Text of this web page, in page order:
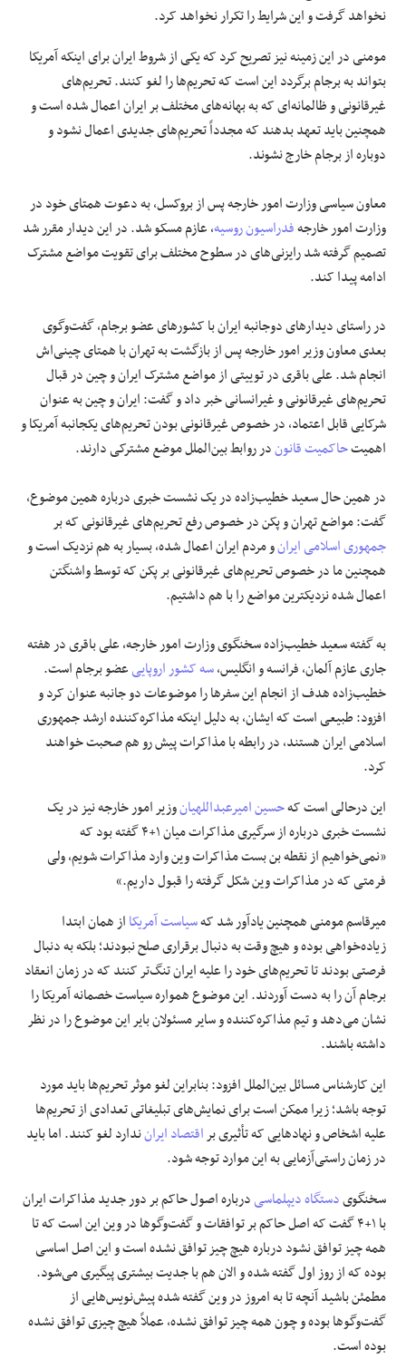
نخواهد گرفت و این شرایط را تکرار نخواهد کرد.
مومنی در این زمینه نیز تصریح کرد که یکی از شروط ایران برای اینکه آمریکا
بتواند به برجام برگردد این است که تحریم‌ها را لغو کنند. تحریم‌های
غیرقانونی و ظالمانه‌ای که به بهانه‌های مختلف بر ایران اعمال شده است و
همچنین باید تعهد بدهند که مجدداً تحریم‌های جدیدی اعمال نشود و
دوباره از برجام خارج نشوند.
معاون سیاسی وزارت امور خارجه پس از بروکسل، به دعوت همتای خود در
وزارت امور خارجهفدراسیون روسیه، عازم مسکو شد. در این دیدار مقرر شد
تصمیم گرفته شد رایزنی‌های در سطوح مختلف برای تقویت مواضع مشترک
ادامه پیدا کند.
در راستای دیدارهای دوجانبه ایران با کشورهای عضو برجام، گفت‌وگوی
بعدی معاون وزیر امور خارجه پس از بازگشت به تهران با همتای چینی‌اش
انجام شد. علی باقری در توییتی از مواضع مشترک ایران و چین در قبال
تحریم‌های غیرقانونی و غیرانسانی خبر داد و گفت: ایران و چین به عنوان
شرکایی قابل اعتماد، در خصوص غیرقانونی بودن تحریم‌های یکجانبه آمریکا و
اهمیتحاکمیت قانوندر روابط بین‌الملل موضع مشترکی دارند.
در همین حال سعید خطیب‌زاده در یک نشست خبری درباره همین موضوع،
گفت: مواضع تهران و پکن در خصوص رفع تحریم‌های غیرقانونی که بر
جمهوری اسلامی ایرانو مردم ایران اعمال شده، بسیار به هم نزدیک است و
همچنین ما در خصوص تحریم‌های غیرقانونی بر پکن که توسط واشنگتن
اعمال شده نزدیکترین مواضع را با هم داشتیم.
به گفته سعید خطیب‌زاده سخنگوی وزارت امور خارجه، علی باقری در هفته
جاری عازم آلمان، فرانسه و انگلیس،سه کشور اروپاییعضو برجام است.
خطیب‌زاده هدف از انجام این سفر‌ها را موضوعات دو جانبه عنوان کرد و
افزود: طبیعی است که ایشان، به دلیل اینکه مذاکره‌کننده ارشد جمهوری
اسلامی ایران هستند، در رابطه با مذاکرات پیش رو هم صحبت خواهند
کرد.
این درحالی است کهحسین امیرعبداللهیانوزیر امور خارجه نیز در یک
نشست خبری درباره از سرگیری مذاکرات میان ۱+۴ گفته بود که
«نمی‌خواهیم از نقطه بن بست مذاکرات وین وارد مذاکرات شویم، ولی
فرمتی که در مذاکرات وین شکل گرفته را قبول داریم.»
میرقاسم مومنی همچنین یادآور شد کهسیاست آمریکااز همان ابتدا
زیاده‌خواهی بوده و هیچ وقت به دنبال برقراری صلح نبودند؛ بلکه به دنبال
فرصتی بودند تا تحریم‌های خود را علیه ایران تنگ‌تر کنند که در زمان انعقاد
برجام آن را به دست آوردند. این موضوع همواره سیاست خصمانه آمریکا را
نشان می‌دهد و تیم مذاکره‌کننده و سایر مسئولان بایر این موضوع را در نظر
داشته باشند.
این کارشناس مسائل بین‌الملل افزود: بنابراین لغو موثر تحریم‌ها باید مورد
توجه باشد؛ زیرا ممکن است برای نمایش‌های تبلیغاتی تعدادی از تحریم‌ها
علیه اشخاص و نهادهایی که تأثیری براقتصاد ایرانندارد لغو کنند. اما باید
در زمان راستی‌آزمایی به این موارد توجه شود.
سخنگویدستگاه دیپلماسیدرباره اصول حاکم بر دور جدید مذاکرات ایران
با ۱+۴ گفت که اصل حاکم بر توافقات و گفت‌وگوها در وین این است که تا
همه چیز توافق نشود درباره هیچ چیز توافق نشده است و این اصل اساسی
بوده که از روز اول گفته شده و الان هم با جدیت بیشتری پیگیری می‌شود.
مطمئن باشید آنچه تا به امروز در وین گفته شده پیش‌نویس‌هایی از
گفت‌وگوها بوده و چون همه چیز توافق نشده، عملاً هیچ چیزی توافق نشده
بوده است.